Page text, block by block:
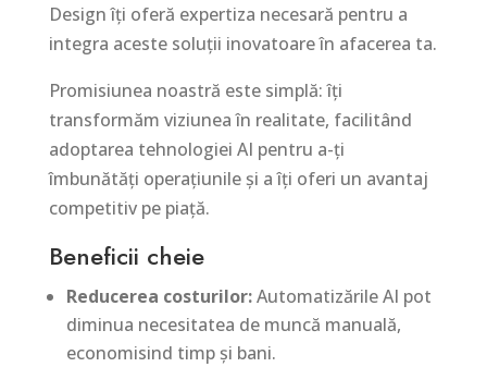
Design îți oferă expertiza necesară pentru a
integra aceste soluții inovatoare în afacerea ta.
Promisiunea noastră este simplă: îți
transformăm viziunea în realitate, facilitând
adoptarea tehnologiei AI pentru a-ți
îmbunătăți operațiunile și a îți oferi un avantaj
competitiv pe piață.
Beneficii cheie
Reducerea costurilor:Automatizările AI pot
diminua necesitatea de muncă manuală,
economisind timp și bani.